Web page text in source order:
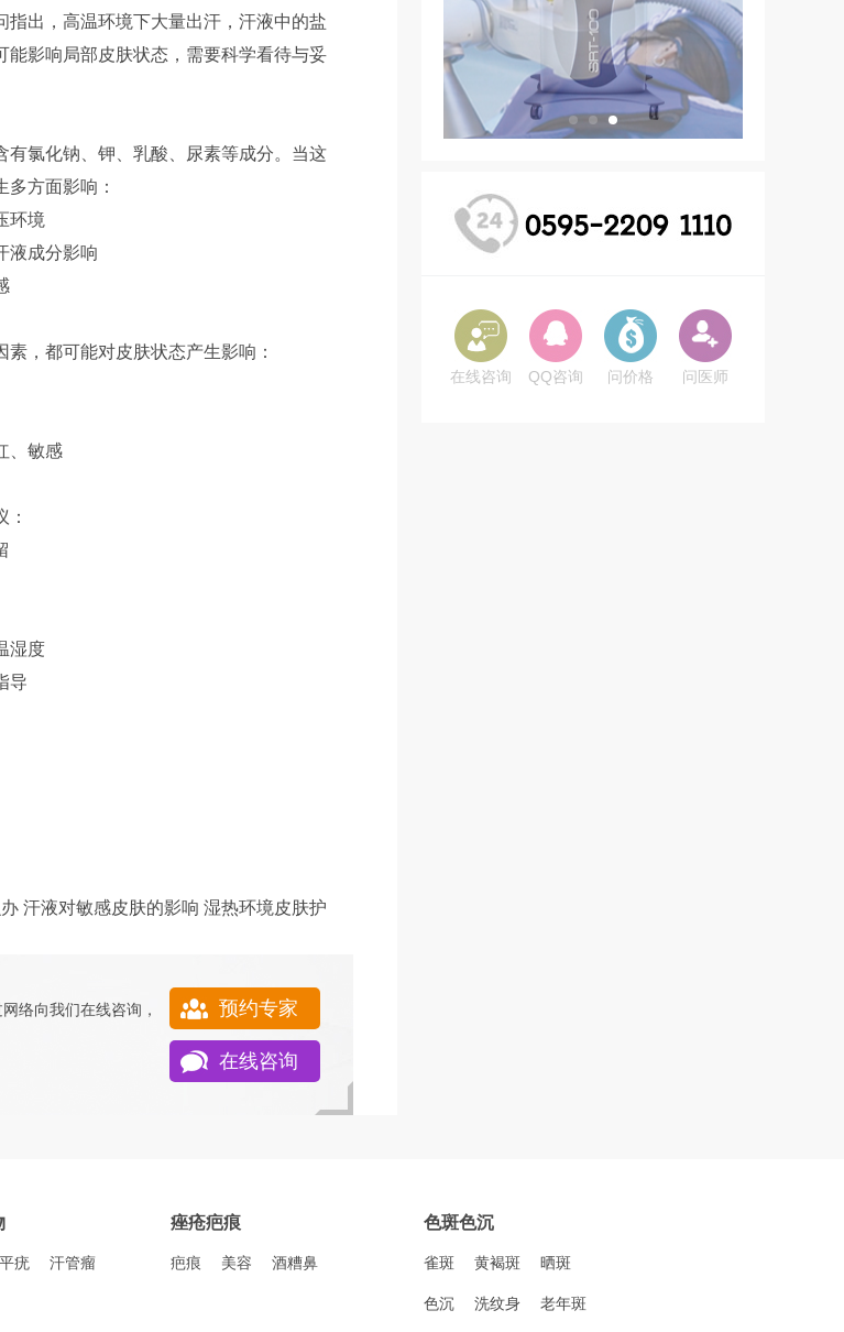
出，高温环境下大量出汗，汗液中的盐
影响局部皮肤状态，需要科学看待与妥
氯化钠、钾、乳酸、尿素等成分。当这
方面影响：
环境
液成分影响
，都可能对皮肤状态产生影响：
、敏感
湿度
导
汗液对敏感皮肤的影响 湿热环境皮肤护
网络向我们在线咨询 ，
预约专家
在线咨询
在线咨询 QQ咨询 问价格 问医师
疣 汗管瘤
痤疮疤痕
疤痕 美容 酒糟鼻
色斑色沉
雀斑 黄褐斑 晒斑
色沉 洗纹身 老年斑